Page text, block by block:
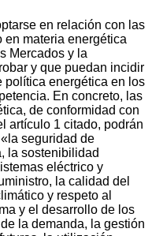
en relación con las
en materia energética
Mercados y la
y que puedan incidir
política energética en los
En concreto, las
de conformidad con
artículo 1 citado, podrán
seguridad de
la sostenibilidad
eléctrico y
la calidad del
y respeto al
y el desarrollo de los
la demanda, la gestión